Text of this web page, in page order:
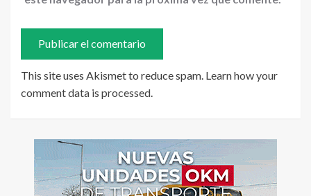
This site uses Akismet to reduce spam. Learn how your
comment data is processed